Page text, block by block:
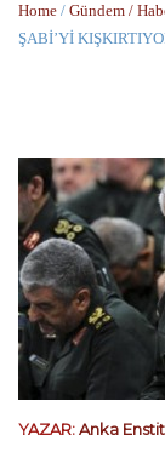
Home / Gündem /
ŞABİ’Yİ
YAZAR:Anka